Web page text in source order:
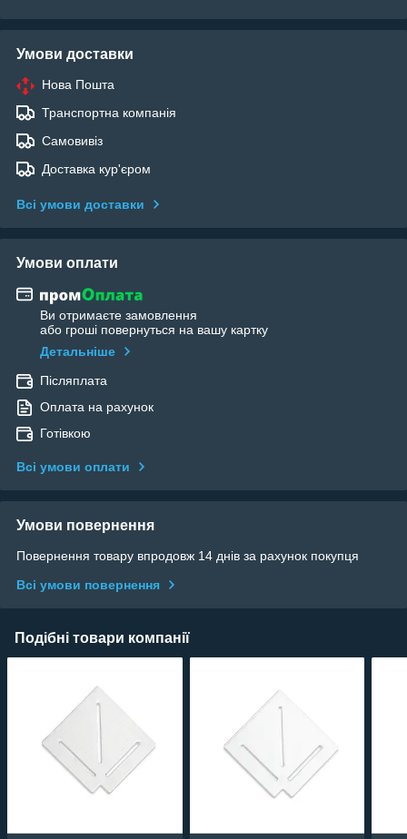
Умови доставки
Нова Пошта
Транспортна компанія
Самовивіз
Доставка кур'єром
Всі умови доставки
Умови оплати
Ви отримаєте замовлення
або гроші повернуться на вашу картку
Детальніше
Післяплата
Оплата на рахунок
Готівкою
Всі умови оплати
Умови повернення
Повернення товару впродовж 14 днів за рахунок покупця
Всі умови повернення
Подібні товари компанії